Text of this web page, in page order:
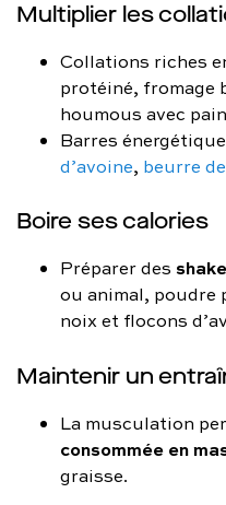
Multiplier les
Collations riches
protéiné, fromage
houmous avec
Barres
d’avoine, beurre
Boire ses calories
Préparer des
ou animal, poudre
noix et flocons
Maintenir un
La musculation
consommée en
graisse.